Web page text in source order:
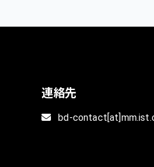
連絡先
bd-